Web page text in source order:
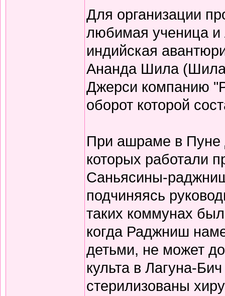
Для организации
любимая ученица
индийская
Ананда Шила
Джерси компанию
оборот которой
При ашраме в Пуне
которых работали
Саньясины-
подчиняясь
таких коммунах
когда Раджниш
детьми, не может
культа в Лагуна-
стерилизованы